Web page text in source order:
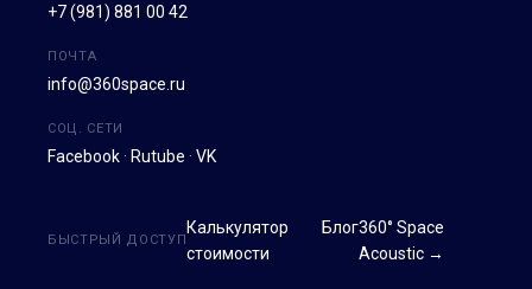
+7 (981) 881 00 42
ПОЧТА
info@360space.ru
СОЦ. СЕТИ
Facebook · Rutube · VK
БЫСТРЫЙ ДОСТУП
Калькулятор
стоимости
Блог360° Space
Acoustic →